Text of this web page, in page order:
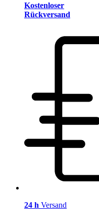
Kostenloser
Rückversand
24 h Versand